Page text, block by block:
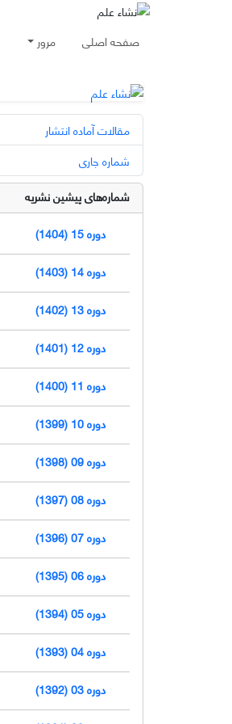
صفحه اصلی مرور
مقالات آماده انتشار
شماره جاری
شماره‌های پیشین نشریه
دوره 15 (1404)
دوره 14 (1403)
دوره 13 (1402)
دوره 12 (1401)
دوره 11 (1400)
دوره 10 (1399)
دوره 09 (1398)
دوره 08 (1397)
دوره 07 (1396)
دوره 06 (1395)
دوره 05 (1394)
دوره 04 (1393)
دوره 03 (1392)